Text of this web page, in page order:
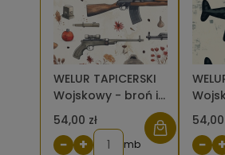
WELUR TAPICERSKI
Wojskowy - broń i
kwiaty na beżu [6-
8]
54,00 zł
− + mb
54,00
− +